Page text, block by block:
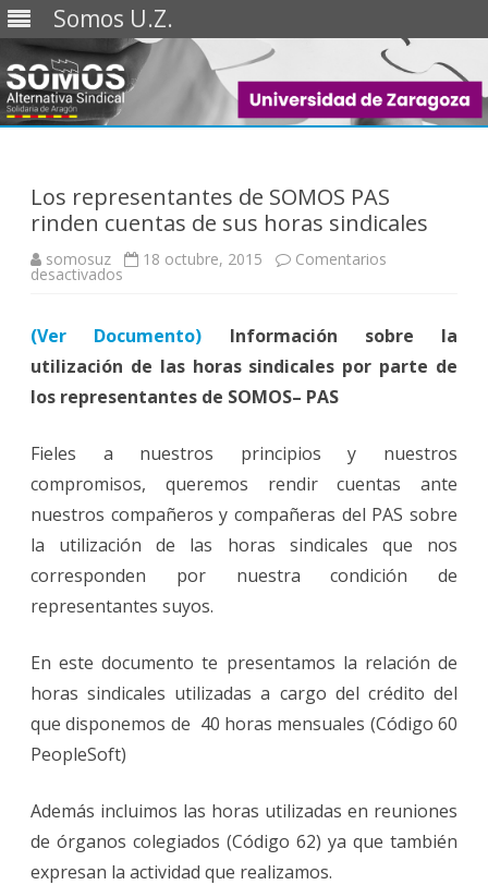
Somos U.Z.
Saltar
Los representantes de SOMOS PAS
rinden cuentas de sus horas sindicales
somosuz 18 octubre, 2015 Comentarios
desactivadosen
SOMOS
PAS
rinden
cuentas
de
sus
(Ver Documento) Información sobre la
utilización de las horas sindicales por parte de
los representantes de SOMOS– PAS
Fieles a nuestros principios y nuestros
compromisos, queremos rendir cuentas ante
nuestros compañeros y compañeras del PAS sobre
la utilización de las horas sindicales que nos
corresponden por nuestra condición de
representantes suyos.
En este documento te presentamos la relación de
horas sindicales utilizadas a cargo del crédito del
que disponemos de 40 horas mensuales (Código 60
PeopleSoft)
Además incluimos las horas utilizadas en reuniones
de órganos colegiados (Código 62) ya que también
expresan la actividad que realizamos.